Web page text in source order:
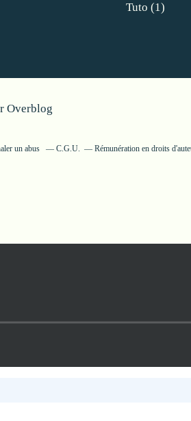
Tuto (1)
Overblog
un abus C.G.U. Rémunération en droits